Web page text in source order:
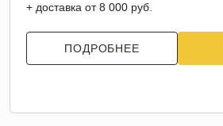
+ доставка от 8 000 руб.
ПОДРОБНЕЕ